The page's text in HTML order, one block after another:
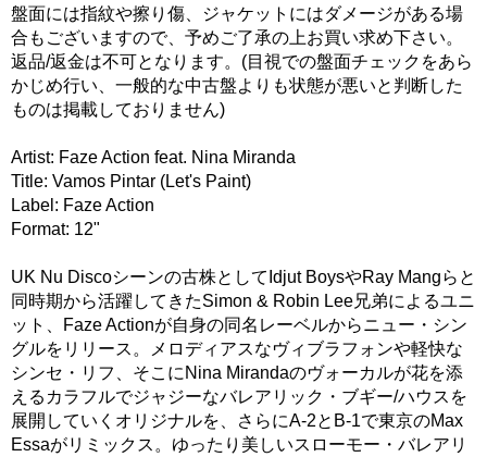
盤面には指紋や擦り傷、ジャケットにはダメージがある場
合もございますので、予めご了承の上お買い求め下さい。
返品/返金は不可となります。(目視での盤面チェックをあら
かじめ行い、一般的な中古盤よりも状態が悪いと判断した
ものは掲載しておりません)
Artist: Faze Action feat. Nina Miranda
Title: Vamos Pintar (Let's Paint)
Label: Faze Action
Format: 12"
UK Nu Discoシーンの古株としてIdjut BoysやRay Mangらと
同時期から活躍してきたSimon & Robin Lee兄弟によるユニ
ット、Faze Actionが自身の同名レーベルからニュー・シン
グルをリリース。メロディアスなヴィブラフォンや軽快な
シンセ・リフ、そこにNina Mirandaのヴォーカルが花を添
えるカラフルでジャジーなバレアリック・ブギー/ハウスを
展開していくオリジナルを、さらにA-2とB-1で東京のMax
Essaがリミックス。ゆったり美しいスローモー・バレアリ